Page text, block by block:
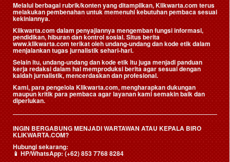
Melalui berbagai rubrik/konten yang ditampilkan, Klikwarta.com terus
melakukan pembenahan untuk memenuhi kebutuhan pembaca sesuai
kekiniannya.
Klikwarta.com dalam penyajiannya mengemban fungsi informasi,
pendidikan, hiburan dan kontrol sosial. Situs berita
www.klikwarta.com terikat oleh undang-undang dan kode etik dalam
menjalankan tugas jurnalistik sehari-hari.
Selain itu, undang-undang dan kode etik itu juga menjadi panduan
kerja redaksi dalam hal memproduksi berita agar sesuai dengan
kaidah jurnalistik, mencerdaskan dan profesional.
Kami, para pengelola Klikwarta.com, mengharapkan dukungan
maupun kritik para pembaca agar layanan kami semakin baik dan
diperlukan.
INGIN BERGABUNG MENJADI WARTAWAN ATAU KEPALA BIRO
KLIKWARTA.COM?
Hubungi sekarang:
📱HP/WhatsApp:(+62) 853 7768 8284